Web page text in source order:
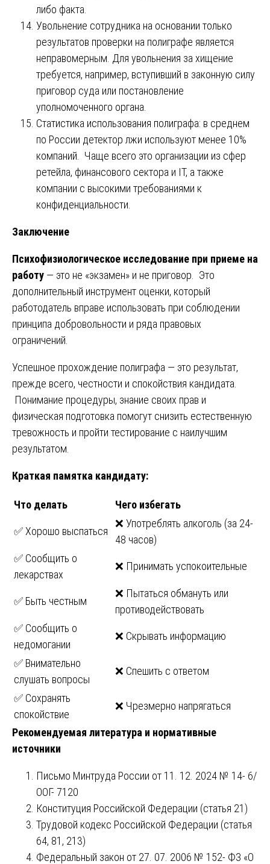
либо факта.
Увольнение сотрудника на основании только
результатов проверки на полиграфе является
неправомерным. Для увольнения за хищение
требуется, например, вступивший в законную силу
приговор суда или постановление
уполномоченного органа.
Статистика использования полиграфа: в среднем
по России детектор лжи используют менее 10%
компаний. Чаще всего это организации из сфер
ретейла, финансового сектора и IT, а также
компании с высокими требованиями к
конфиденциальности.
Заключение
Психофизиологическое исследование при приеме на
работу — это не «экзамен» и не приговор. Это
дополнительный инструмент оценки, который
работодатель вправе использовать при соблюдении
принципа добровольности и ряда правовых
ограничений.
Успешное прохождение полиграфа — это результат,
прежде всего, честности и спокойствия кандидата.
Понимание процедуры, знание своих прав и
физическая подготовка помогут снизить естественную
тревожность и пройти тестирование с наилучшим
результатом.
Краткая памятка кандидату:
Что делать Чего избегать
✅ Хорошо выспаться
❌ Употреблять алкоголь (за 24-
48 часов)
✅ Сообщить о
лекарствах
❌ Принимать успокоительные
✅ Быть честным
❌ Пытаться обмануть или
противодействовать
✅ Сообщить о
недомогании
❌ Скрывать информацию
✅ Внимательно
слушать вопросы
❌ Спешить с ответом
✅ Сохранять
спокойствие
❌ Чрезмерно напрягаться
Рекомендуемая литература и нормативные
источники
Письмо Минтруда России от 11. 12. 2024 № 14- 6/
ООГ- 7120
Конституция Российской Федерации (статья 21)
Трудовой кодекс Российской Федерации (статья
64, 81, 213)
Федеральный закон от 27. 07. 2006 № 152- ФЗ «О